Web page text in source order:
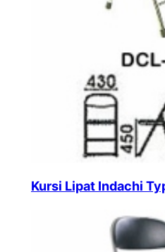
Kursi Lipat Indachi